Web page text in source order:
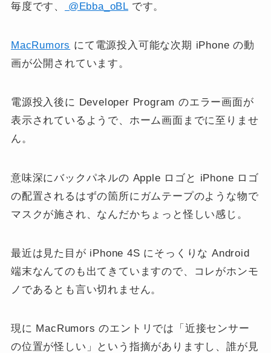
毎度です、 @Ebba_oBL です。
MacRumors にて電源投入可能な次期 iPhone の動
画が公開されています。
電源投入後に Developer Program のエラー画面が
表示されているようで、ホーム画面までに至りませ
ん。
意味深にバックパネルの Apple ロゴと iPhone ロゴ
の配置されるはずの箇所にガムテープのような物で
マスクが施され、なんだかちょっと怪しい感じ。
最近は見た目が iPhone 4S にそっくりな Android
端末なんてのも出てきていますので、コレがホンモ
ノであるとも言い切れません。
現に MacRumors のエントリでは「近接センサー
の位置が怪しい」という指摘がありますし、誰が見